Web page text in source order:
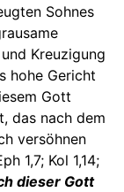
Sohnes
Kreuzigung
hohe Gericht
Gott
das nach dem
versöhnen
1,7; Kol 1,14;
dieser Gott